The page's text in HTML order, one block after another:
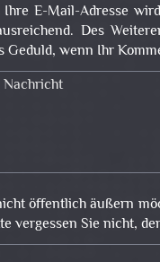
Ihre E-Mail-Adresse
Des
Geduld, wenn Ihr
öffentlich äußern
vergessen Sie nicht,